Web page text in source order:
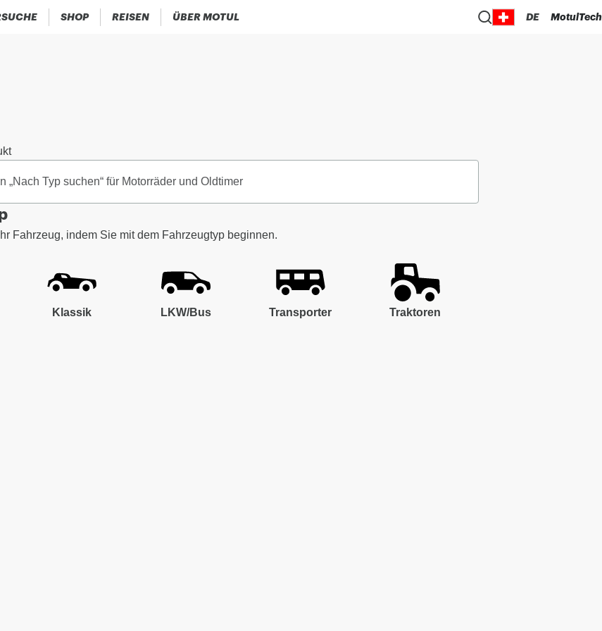
SHOP REISEN ÜBER MOTUL DE MotulTech
Fahrzeug, indem Sie mit dem Fahrzeugtyp beginnen.
Klassik LKW/Bus Transporter Traktoren